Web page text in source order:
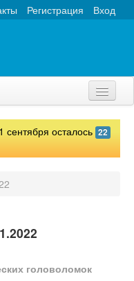
Вход
Регистрация
сентября осталось 22
головоломок